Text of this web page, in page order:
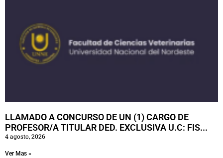
LLAMADO A CONCURSO DE UN (1) CARGO DE
PROFESOR/A TITULAR DED. EXCLUSIVA U.C: FIS...
4 agosto, 2026
Ver Mas »